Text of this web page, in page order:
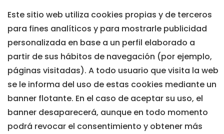
Este sitio web utiliza cookies propias y de terceros
para fines analíticos y para mostrarle publicidad
personalizada en base a un perfil elaborado a
partir de sus hábitos de navegación (por ejemplo,
páginas visitadas). A todo usuario que visita la web
se le informa del uso de estas cookies mediante un
banner flotante. En el caso de aceptar su uso, el
banner desaparecerá, aunque en todo momento
podrá revocar el consentimiento y obtener más